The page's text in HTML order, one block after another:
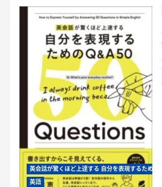
義
や
起
源、
宇
宙
人
の
存
在
に
つ
い
て
の
可
能
そ
し
て
UFO
目
撃
者
の
宇
英会話が驚くほど上達する 自分を表現するための
英語